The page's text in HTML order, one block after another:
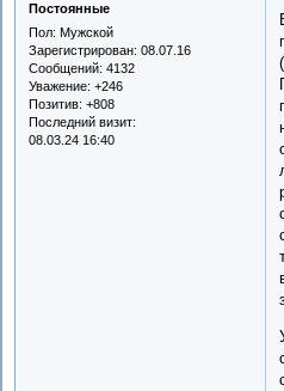
Постоянные
Пол: Мужской
Зарегистрирован: 08.07.16
Сообщений: 4132
Уважение: +246
Позитив: +808
Последний визит:
08.03.24 16:40